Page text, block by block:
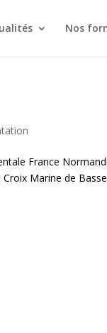
Nos
France
Marine de